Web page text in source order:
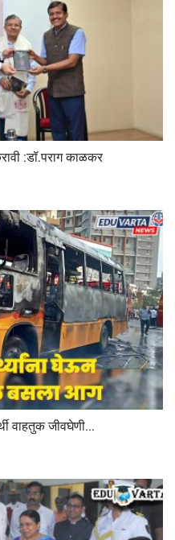
:डॉ.पराग काळकर
वाहतुक जीवघेणी...